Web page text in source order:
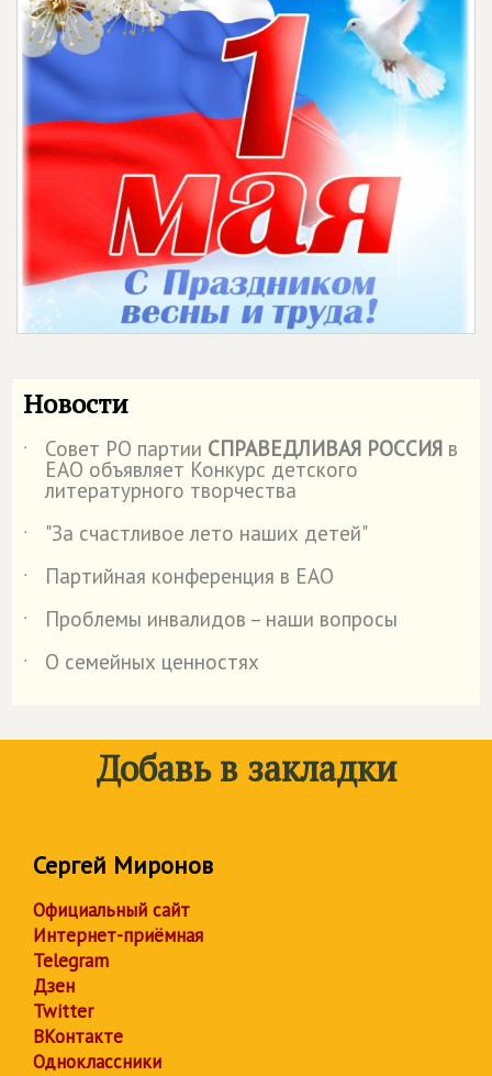
Новости
˙ Совет РО партии СПРАВЕДЛИВАЯ РОССИЯ в
ЕАО объявляет Конкурс детского
литературного творчества
˙
"За счастливое лето наших детей"
˙
Партийная конференция в ЕАО
˙
Проблемы инвалидов – наши вопросы
˙
О семейных ценностях
Добавь в закладки
Сергей Миронов
Официальный сайт
Интернет-приёмная
Telegram
Дзен
Twitter
ВКонтакте
Одноклассники